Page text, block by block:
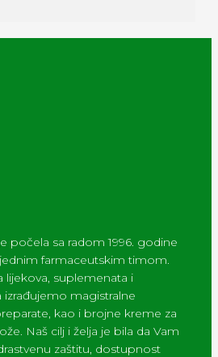
počela sa radom 1996. godine
farmaceutskim timom.
lijekova, suplemenata i
izrađujemo magistralne
kao i brojne kreme za
Naš cilj i želja je bila da Vam
zaštitu, dostupnost